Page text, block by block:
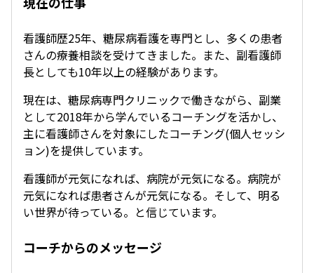
看護師歴25年、糖尿病看護を専門とし、多くの患者
さんの療養相談を受けてきました。また、副看護師
長としても10年以上の経験があります。
現在は、糖尿病専門クリニックで働きながら、副業
として2018年から学んでいるコーチングを活かし、
主に看護師さんを対象にしたコーチング(個人セッシ
ョン)を提供しています。
看護師が元気になれば、病院が元気になる。病院が
元気になれば患者さんが元気になる。そして、明る
い世界が待っている。と信じています。
コーチからのメッセージ